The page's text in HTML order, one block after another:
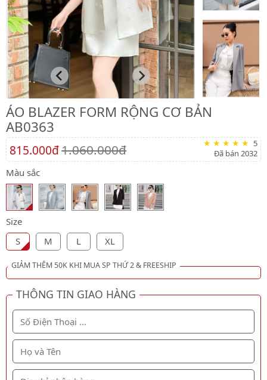
ÁO BLAZER FORM RỘNG CƠ BẢN
AB0363
815.000đ1.060.000đ
5
Đã bán 2032
Màu sắc
Size
S
M L XL
GIẢM THÊM 50K KHI MUA SP THỨ 2 & FREESHIP
THÔNG TIN GIAO HÀNG